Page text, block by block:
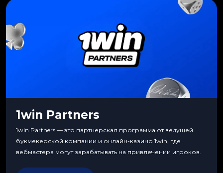
1win Partners
1win Partners — это партнерская программа от ведущей
букмекерской компании и онлайн-казино 1win, где
вебмастера могут зарабатывать на привлечении игроков.